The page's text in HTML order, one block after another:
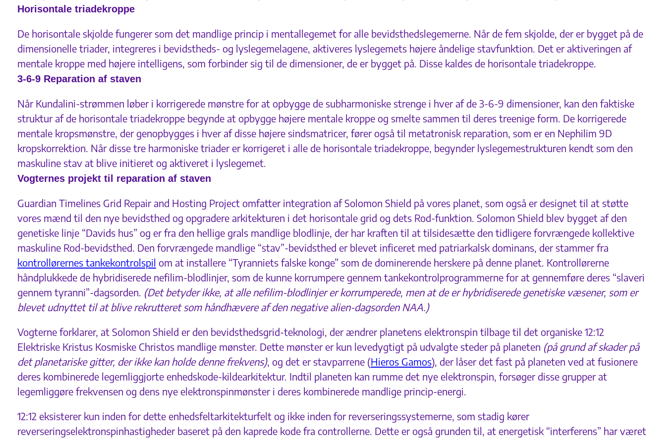
Horisontale triadekroppe
De horisontale skjolde fungerer som det mandlige princip i mentallegemet for alle bevidsthedslegemerne. Når de fem skjolde, der er bygget på de
dimensionelle triader, integreres i bevidstheds- og lyslegemelagene, aktiveres lyslegemets højere åndelige stavfunktion. Det er aktiveringen af
mentale kroppe med højere intelligens, som forbinder sig til de dimensioner, de er bygget på. Disse kaldes de horisontale triadekroppe.
3-6-9 Reparation af staven
Når Kundalini-strømmen løber i korrigerede mønstre for at opbygge de subharmoniske strenge i hver af de 3-6-9 dimensioner, kan den faktiske
struktur af de horisontale triadekroppe begynde at opbygge højere mentale kroppe og smelte sammen til deres treenige form. De korrigerede
mentale kropsmønstre, der genopbygges i hver af disse højere sindsmatricer, fører også til metatronisk reparation, som er en Nephilim 9D
kropskorrektion. Når disse tre harmoniske triader er korrigeret i alle de horisontale triadekroppe, begynder lyslegemestrukturen kendt som den
maskuline stav at blive initieret og aktiveret i lyslegemet.
Vogternes projekt til reparation af staven
Guardian Timelines Grid Repair and Hosting Project omfatter integration af Solomon Shield på vores planet, som også er designet til at støtte
vores mænd til den nye bevidsthed og opgradere arkitekturen i det horisontale grid og dets Rod-funktion. Solomon Shield blev bygget af den
genetiske linje “Davids hus” og er fra den hellige grals mandlige blodlinje, der har kraften til at tilsidesætte den tidligere forvrængede kollektive
maskuline Rod-bevidsthed. Den forvrængede mandlige “stav”-bevidsthed er blevet inficeret med patriarkalsk dominans, der stammer fra
kontrollørernes tankekontrolspil om at installere “Tyranniets falske konge” som de dominerende herskere på denne planet. Kontrollørerne
håndplukkede de hybridiserede nefilim-blodlinjer, som de kunne korrumpere gennem tankekontrolprogrammerne for at gennemføre deres “slaveri
gennem tyranni”-dagsorden. (Det betyder ikke, at alle nefilim-blodlinjer er korrumperede, men at de er hybridiserede genetiske væsener, som er
blevet udnyttet til at blive rekrutteret som håndhævere af den negative alien-dagsorden NAA.)
Vogterne forklarer, at Solomon Shield er den bevidsthedsgrid-teknologi, der ændrer planetens elektronspin tilbage til det organiske 12:12
Elektriske Kristus Kosmiske Christos mandlige mønster. Dette mønster er kun levedygtigt på udvalgte steder på planeten (på grund af skader på
det planetariske gitter, der ikke kan holde denne frekvens), og det er stavparrene (Hieros Gamos), der låser det fast på planeten ved at fusionere
deres kombinerede legemliggjorte enhedskode-kildearkitektur. Indtil planeten kan rumme det nye elektronspin, forsøger disse grupper at
legemliggøre frekvensen og dens nye elektronspinmønster i deres kombinerede mandlige princip-energi.
12:12 eksisterer kun inden for dette enhedsfeltarkitekturfelt og ikke inden for reverseringssystemerne, som stadig kører
reverseringselektronspinhastigheder baseret på den kaprede kode fra controllerne. Dette er også grunden til, at energetisk “interferens” har været